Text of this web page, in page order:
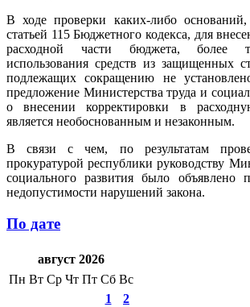
В ходе проверки каких-либо оснований,
статьей 115 Бюджетного кодекса, для
расходной части бюджета, более
использования средств из защищенных
подлежащих сокращению не
предложение Министерства труда и
о внесении корректировки в
является необоснованным и незаконным.
В связи с чем, по результатам
прокуратурой республики руководству
социального развития было объявлено
недопустимости нарушений закона.
По дате
август 2026
Пн Вт Ср Чт Пт Сб Вс
1
2